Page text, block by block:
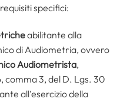
specifici:
abilitante alla
di Audiometria, ovvero
Audiometrista,
comma 3, del D. Lgs. 30
all’esercizio della